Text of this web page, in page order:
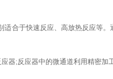
于快速反应、高放热反应等
;反应器中的微通道利用精密加